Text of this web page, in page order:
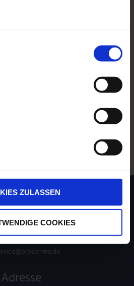
ZULASSEN
COOKIES
Team mit regelmäßigen
89 21 66 55 44
Adresse